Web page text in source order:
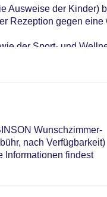
Ausweise der Kinder)
Rezeption gegen
der Sport- und
frei, Kinder von 6-15
der Sport- und
frei, Kinder von 6-15
Wunschzimmer-
nach Verfügbarkeit)
Informationen findest